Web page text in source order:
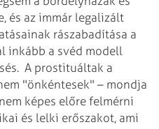
és az immár legalizált
rászabadítása a
inkább a svéd modell
A prostituáltak a
"önkéntesek" – mondja
képes előre felmérni
és lelki erőszakot, ami